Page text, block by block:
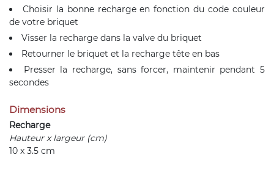
Choisir la bonne recharge en fonction du code couleur
de votre briquet
Visser la recharge dans la valve du briquet
Retourner le briquet et la recharge tête en bas
Presser la recharge, sans forcer, maintenir pendant 5
secondes
Dimensions
Recharge
Hauteur x largeur (cm)
10 x 3.5 cm